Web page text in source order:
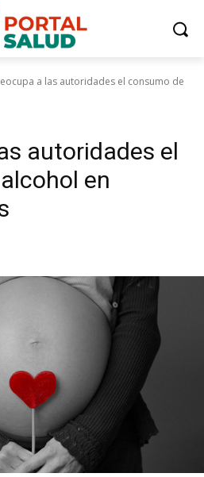
a las autoridades el consumo de
autoridades el
en